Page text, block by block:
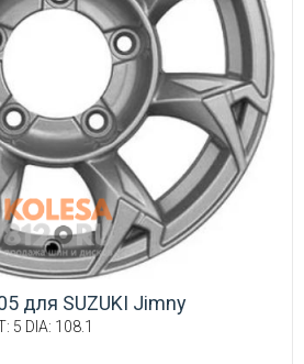
для SUZUKI Jimny
5 DIA: 108.1